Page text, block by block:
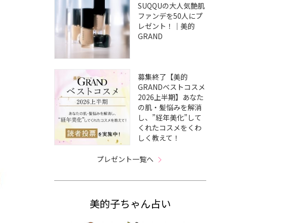
SUQQUの大人気艶肌
ファンデを50人にプ
レゼント！｜美的
GRAND
募集終了【美的
GRANDベストコスメ
2026上半期】あなた
の肌・髪悩みを解消
し、”経年美化”して
くれたコスメをくわ
しく教えて！
プレゼント一覧へ
美的子ちゃん占い